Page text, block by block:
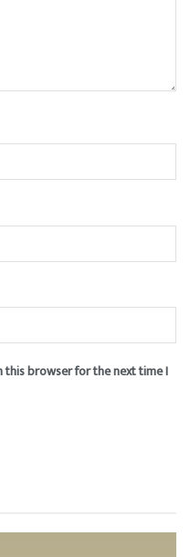
this browser for the next time I